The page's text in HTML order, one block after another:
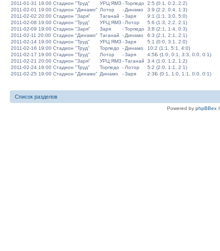
2011-01-31 19:00 Стадион "Труд" УРЦ ЯМЗ-Торпедо
2:5 (0:1, 0:2, 2:2)
2011-02-01 19:00 Стадион "Динамо" Лотор - Динамо
3:9 (2:2, 0:4, 1:3)
2011-02-02 20:00 Стадион "Заря" Таганай -Заря
9:1 (1:1, 3:0, 5:0)
2011-02-08 19:00 Стадион "Труд" УРЦ ЯМЗ- Лотор
5:6 (1:3, 2:2, 2:1)
2011-02-09 19:00 Стадион "Заря" Заря -Торпедо
3:8 (2:1, 1:4, 0:3)
2011-02-11 20:00 Стадион "Динамо" Таганай - Динамо
6:3 (2:1, 2:1, 2:1)
2011-02-14 19:00 Стадион "Труд" УРЦ ЯМЗ-Заря
5:1 (0:0, 3:1, 2:0)
2011-02-16 19:00 Стадион "Труд" Торпедо - Динамо
10:2 (1:1, 5:1, 4:0)
2011-02-17 19:00 Стадион "Труд" Лотор -Заря
4:5Б (1:0, 0:1, 3:3, 0:0, 0:1)
2011-02-21 20:00 Стадион "Заря" УРЦ ЯМЗ-Таганай
3:4 (1:0, 1:2, 1:2)
2011-02-24 19:00 Стадион "Труд" Торпедо - Лотор
5:2 (2:0, 1:1, 2:1)
2011-02-25 19:00 Стадион "Динамо" Динамо -Заря 2:3Б (0:1, 1:0, 1:1, 0:0, 0:1)
Список разделов
Powered by phpBBex